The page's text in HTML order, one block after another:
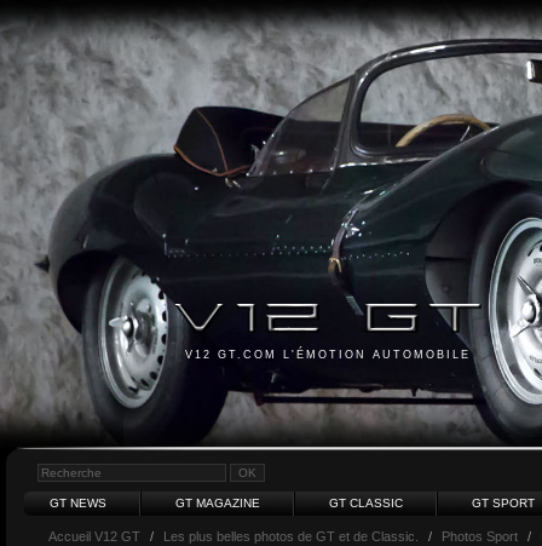
V12 GT.COM L'ÉMOTION AUTOMOBILE
GT NEWS GT MAGAZINE GT CLASSIC GT SPORT
Accueil V12 GT / Les plus belles photos de GT et de Classic. / Photos Sport /